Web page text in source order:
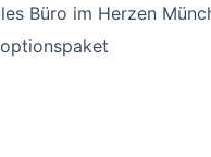
Büro im Herzen